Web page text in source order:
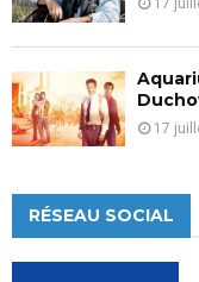
17
17
RÉSEAU SOCIAL